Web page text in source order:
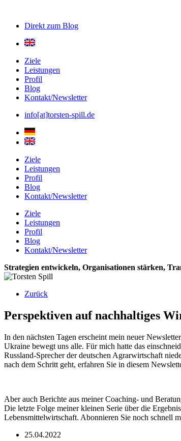
Direkt zum Blog
Ziele
Leistungen
Profil
Blog
Kontakt/Newsletter
info[at]torsten-spill.de
Ziele
Leistungen
Profil
Blog
Kontakt/Newsletter
Ziele
Leistungen
Profil
Blog
Kontakt/Newsletter
Strategien entwickeln, Organisationen stärken,
Zurück
Perspektiven auf nachhaltiges
In den nächsten Tagen erscheint mein neuer
Ukraine bewegt uns alle. Für mich hatte das
Russland-Sprecher der deutschen Agrarwirtschaft
nach dem Schritt geht, erfahren Sie in diesem
Aber auch Berichte aus meiner Coaching- und
Die letzte Folge meiner kleinen Serie über die
Lebensmittelwirtschaft. Abonnieren Sie noch schnell
25.04.2022